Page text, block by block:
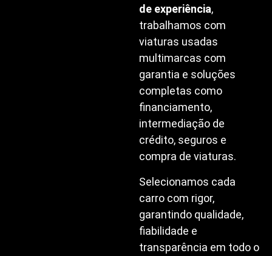
de experiência,
trabalhamos com
viaturas usadas
multimarcas com
garantia e soluções
completas como
financiamento,
intermediação de
crédito, seguros e
compra de viaturas.
Selecionamos cada
carro com rigor,
garantindo qualidade,
fiabilidade e
transparência em todo o